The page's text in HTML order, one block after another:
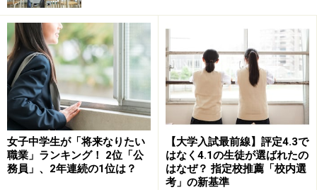
女子中学生が「将来なりたい
職業」ランキング！ 2位「公
務員」、2年連続の1位は？
【大学入試最前線】評定4.3で
はなく4.1の生徒が選ばれたの
はなぜ？ 指定校推薦「校内選
考」の新基準